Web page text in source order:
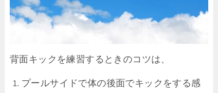
背面キックを練習するときのコツは、
プールサイドで体の後面でキックをする感